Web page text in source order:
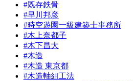
#既存鉄骨
#早川邦彦
#時空遊園一級建築士事務所
#木上奈都子
#木下昌大
#木造
#木造 東京都
#木造軸組工法